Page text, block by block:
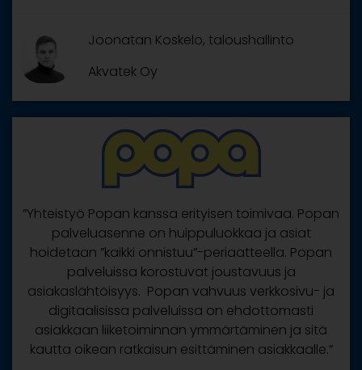
Joonatan Koskelo, taloushallinto
Akvatek Oy
”Yhteistyö Popan kanssa erityisen toimivaa. Popan
palveluasenne on huippuluokkaa ja asiat
hoidetaan ”kaikki onnistuu”-periaatteella. Popan
palveluissa korostuvat joustavuus ja
asiakaslähtöisyys. Popan vahvuus verkkosivu- ja
digitaalisissa palveluissa on ehdottomasti
asiakkaan liiketoiminnan ymmärtäminen ja sitä
kautta oikean ratkaisun esittäminen asiakkaalle.”